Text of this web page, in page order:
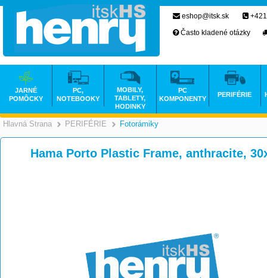
Hlavná Strana >
PERIFÉRIE >
Fotorámiky
Hama Porto Plastic Frame, anthracite,
eshop@itsk.sk
Často kladené otázky
JARNÉ
POMÔCKY
PC,
NOTEBOOKY
MOBILY,
TABLETY,
HODINKY
PC
KOMPONENTY
PERIFÉRIE